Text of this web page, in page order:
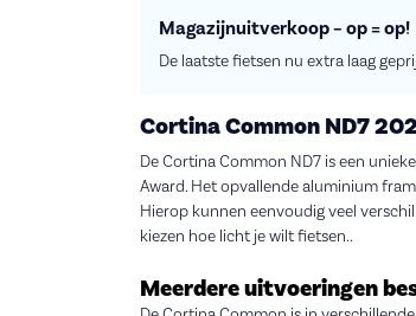
Magazijnuitverkoop – op = op!
De laatste fietsen nu extra laag
Cortina Common ND7
De Cortina Common ND7 is een
Award. Het opvallende aluminium
Hierop kunnen eenvoudig veel
kiezen hoe licht je wilt fietsen..
Meerdere uitvoeringen